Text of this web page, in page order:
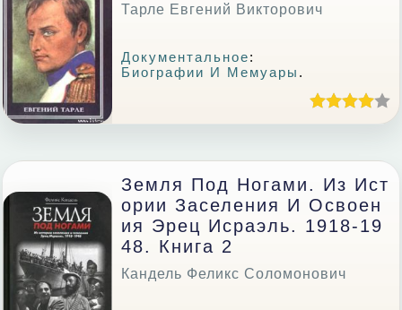
Тарле Евгений Викторович
Документальное:
Биографии И Мемуары .
Земля Под Ногами. Из Ист
Ории Заселения И Освоен
Ия Эрец Исраэль. 1918-19
48. Книга 2
Кандель Феликс Соломонович